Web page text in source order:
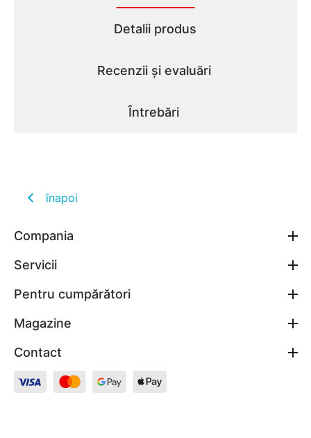
Detalii produs
Recenzii și evaluări
Întrebări
înapoi
Compania
Servicii
Pentru cumpărători
Magazine
Contact